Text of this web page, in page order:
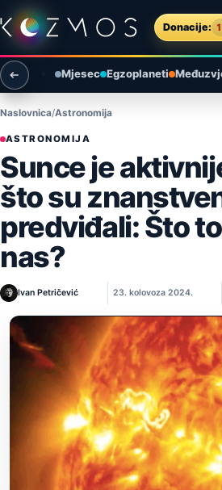
Preskoči na sadržaj
Donacije:
Otvori izbornik
Otvori pretragu
Mjesec Egzoplaneti
Naslovnica Astronomija
ASTRONOMIJA
Sunce je
što su
predviđali: Što
nas?
Ivan Petričević 23. kolovoza 2024.